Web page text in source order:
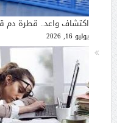
اكتشاف واعد.. قطرة دم
يوليو 16, 2026